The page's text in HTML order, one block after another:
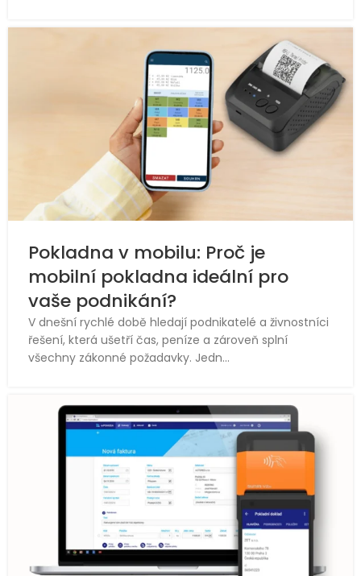
Pokladna v mobilu: Proč je
mobilní pokladna ideální pro
vaše podnikání?
V dnešní rychlé době hledají podnikatelé a živnostníci
řešení, která ušetří čas, peníze a zároveň splní
všechny zákonné požadavky. Jedn...